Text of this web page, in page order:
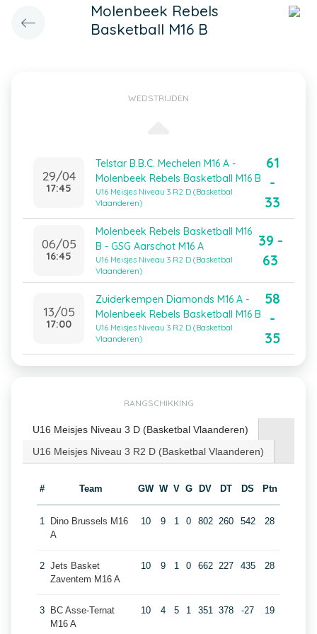
Molenbeek Rebels
Basketball M16 B
WEDSTRIJDEN
29/04
17:45
Telstar B.B.C. Mechelen M16 A -
Molenbeek Rebels Basketball M16 B
U16 Meisjes Niveau 3 R2 D (Basketbal
Vlaanderen)
61
-
33
06/05
16:45
Molenbeek Rebels Basketball M16
B - GSG Aarschot M16 A
U16 Meisjes Niveau 3 R2 D (Basketbal
Vlaanderen)
39 -
63
13/05
17:00
Zuiderkempen Diamonds M16 A -
Molenbeek Rebels Basketball M16 B
U16 Meisjes Niveau 3 R2 D (Basketbal
Vlaanderen)
58
-
35
RANGSCHIKKING
U16 Meisjes Niveau 3 D (Basketbal Vlaanderen)
U16 Meisjes Niveau 3 R2 D (Basketbal Vlaanderen)
# Team GW W V G DV DT DS Ptn
1
Dino Brussels M16
A
10 9 1 0 802 260 542 28
2 Jets Basket
Zaventem M16 A
10 9 1 0 662 227 435 28
3
BC Asse-Ternat
M16 A
10 4 5 1 351 378 -27 19